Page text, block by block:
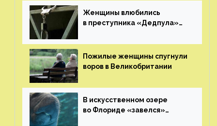
Женщины влюбились
в преступника «Дедпула»
ему жизнь
Пожилые женщины спугнули
воров в Великобритании
В искусственном озере
во Флориде «завелся»